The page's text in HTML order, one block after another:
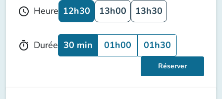
schedule Heure 12h30 13h00 13h30
timer Durée 30 min 01h00 01h30
Réserver